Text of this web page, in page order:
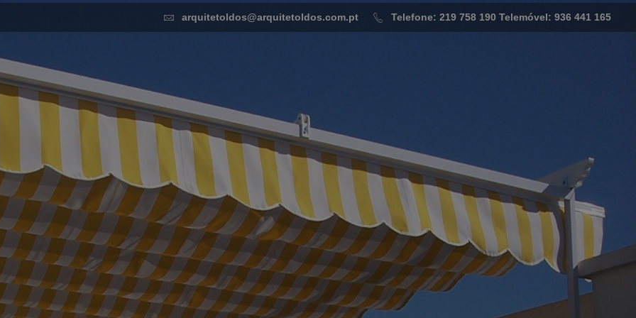
Telefone: 219 758 190 Telemóvel: 936 441 165
arquitetoldos@arquitetoldos.com.pt